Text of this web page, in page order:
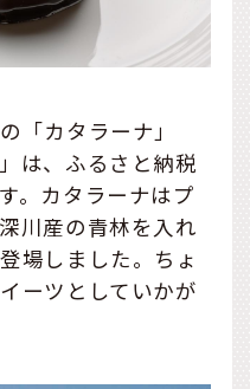
「カタラーナ」
は、ふるさと納税
。カタラーナはプ
川産の青林を入れ
場しました。ちょ
ーツとしていかが